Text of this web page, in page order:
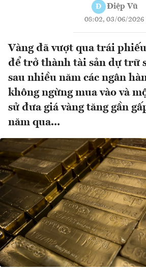
Đ Điệp Vũ
08:02, 03/06/2026
Vàng đã vượt qua trái
để trở thành tài sản dự trữ
sau nhiều năm các ngân
không ngừng mua vào và
sử đưa giá vàng tăng gần
năm qua...